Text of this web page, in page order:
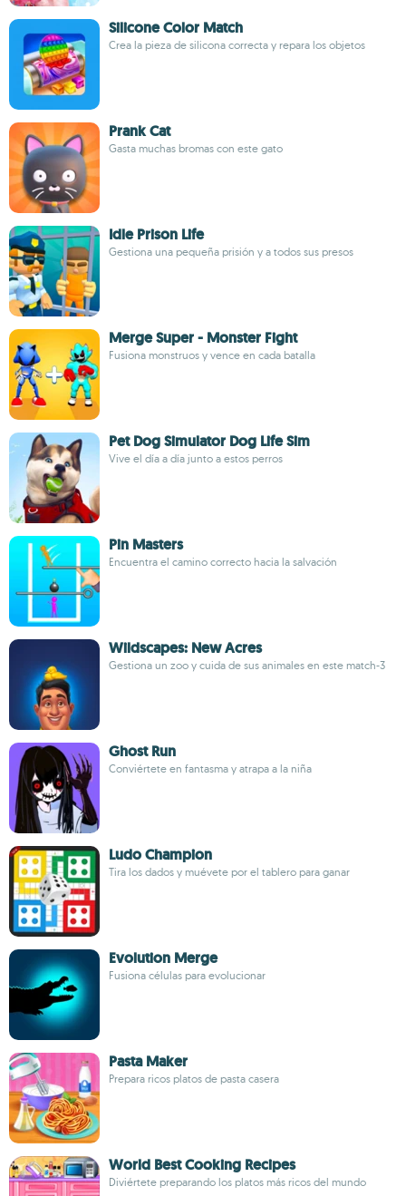
Silicone Color Match
Crea la pieza de silicona correcta y repara los objetos
Prank Cat
Gasta muchas bromas con este gato
Idle Prison Life
Gestiona una pequeña prisión y a todos sus presos
Merge Super - Monster Fight
Fusiona monstruos y vence en cada batalla
Pet Dog Simulator Dog Life Sim
Vive el día a día junto a estos perros
Pin Masters
Encuentra el camino correcto hacia la salvación
Wildscapes: New Acres
Gestiona un zoo y cuida de sus animales en este match-3
Ghost Run
Conviértete en fantasma y atrapa a la niña
Ludo Champion
Tira los dados y muévete por el tablero para ganar
Evolution Merge
Fusiona células para evolucionar
Pasta Maker
Prepara ricos platos de pasta casera
World Best Cooking Recipes
Diviértete preparando los platos más ricos del mundo